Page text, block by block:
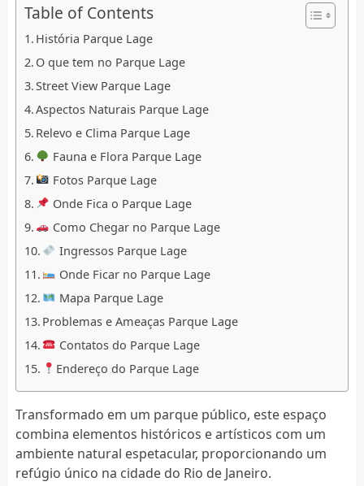
Table of Contents
História Parque Lage
O que tem no Parque Lage
Street View Parque Lage
Aspectos Naturais Parque Lage
Relevo e Clima Parque Lage
Fauna e Flora Parque Lage
Fotos Parque Lage
Onde Fica o Parque Lage
Como Chegar no Parque Lage
Ingressos Parque Lage
Onde Ficar no Parque Lage
Mapa Parque Lage
Problemas e Ameaças Parque Lage
Contatos do Parque Lage
Endereço do Parque Lage
Transformado em um parque público, este espaço
combina elementos históricos e artísticos com um
ambiente natural espetacular, proporcionando um
refúgio único na cidade do Rio de Janeiro.